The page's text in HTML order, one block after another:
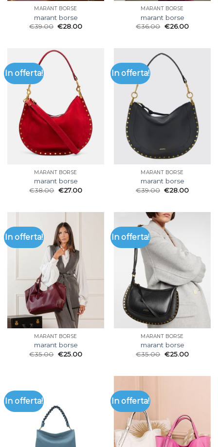
MARANT BORSE
marant borse
€39.00 €28.00
MARANT BORSE
marant borse
€36.00 €26.00
In offerta!
MARANT BORSE
marant borse
€38.00 €27.00
In offerta!
MARANT BORSE
marant borse
€39.00 €28.00
In offerta!
MARANT BORSE
marant borse
€35.00 €25.00
In offerta!
MARANT BORSE
marant borse
€35.00 €25.00
In offerta! In offerta!